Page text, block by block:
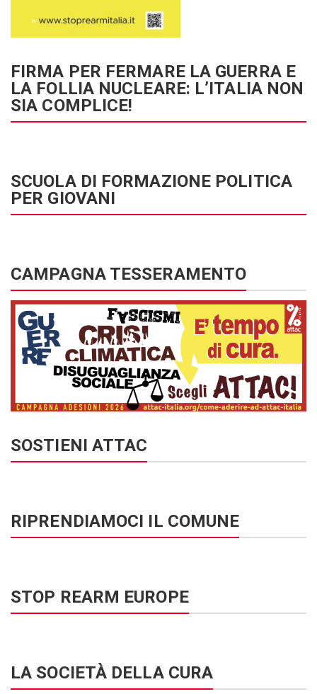
FIRMA PER FERMARE LA GUERRA E
LA FOLLIA NUCLEARE: L’ITALIA NON
SIA COMPLICE!
SCUOLA DI FORMAZIONE POLITICA
PER GIOVANI
CAMPAGNA TESSERAMENTO
SOSTIENI ATTAC
RIPRENDIAMOCI IL COMUNE
STOP REARM EUROPE
LA SOCIETÀ DELLA CURA